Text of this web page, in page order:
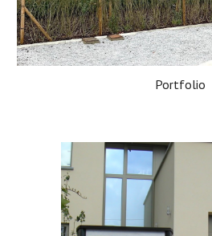
Portfolio